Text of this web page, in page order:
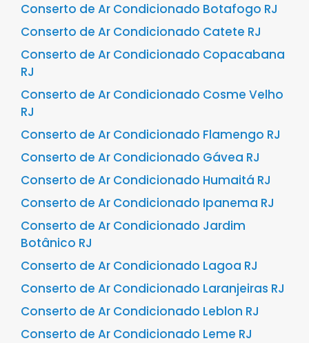
Conserto de Ar Condicionado Botafogo RJ
Conserto de Ar Condicionado Catete RJ
Conserto de Ar Condicionado Copacabana
RJ
Conserto de Ar Condicionado Cosme Velho
RJ
Conserto de Ar Condicionado Flamengo RJ
Conserto de Ar Condicionado Gávea RJ
Conserto de Ar Condicionado Humaitá RJ
Conserto de Ar Condicionado Ipanema RJ
Conserto de Ar Condicionado Jardim
Botânico RJ
Conserto de Ar Condicionado Lagoa RJ
Conserto de Ar Condicionado Laranjeiras RJ
Conserto de Ar Condicionado Leblon RJ
Conserto de Ar Condicionado Leme RJ